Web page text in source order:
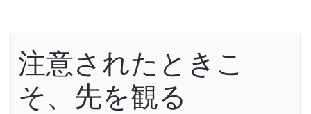
注意されたときこ
そ、先を観る